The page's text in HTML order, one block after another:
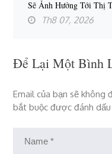
Sẽ Ảnh Hưởng Tới Thị
Th8 07, 2026
Để Lại Một Bình
Email của bạn sẽ không
bắt buộc được đánh